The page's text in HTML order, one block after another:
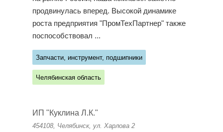
продвинулась вперед. Высокой динамике
роста предприятия "ПромТехПартнер" также
поспособствовал ...
Запчасти, инструмент, подшипники
Челябинская область
ИП "Куклина Л.К."
454108, Челябинск, ул. Харлова 2